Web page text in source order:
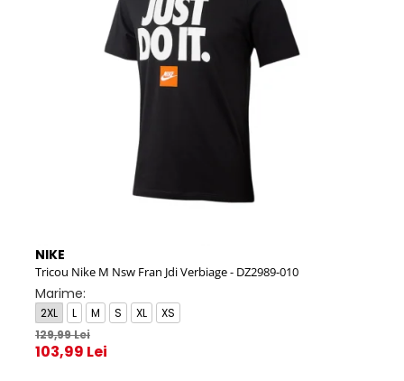
NIKE
Tricou Nike M Nsw Fran Jdi Verbiage - DZ2989-010
Marime:
2XL L M S XL
XS
129,99 Lei
103,99 Lei